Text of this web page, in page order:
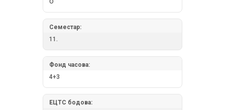
О
Семестар:
11.
Фонд часова:
4+3
ЕЦТС бодова: